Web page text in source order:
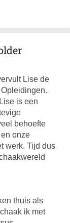
Lise de
is een
behoefte
onze
werk. Tijd dus
thuis als
ik met